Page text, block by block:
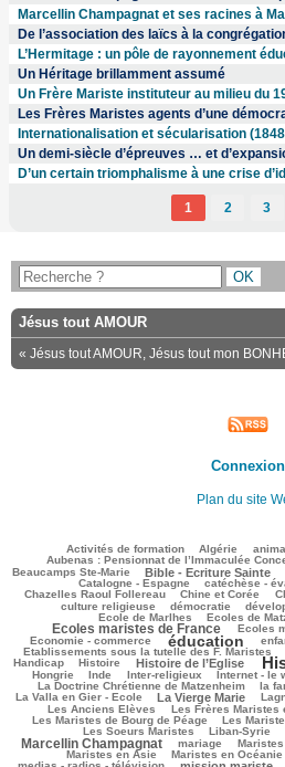
Marcellin Champagnat et ses racines à
De l’association des laïcs à la
L’Hermitage : un pôle de rayonnement
Un Héritage brillamment assumé
Un Frère Mariste instituteur au milieu du
Les Frères Maristes agents d’une
Internationalisation et sécularisation
Un demi-siècle d’épreuves … et
D’un certain triomphalisme à une crise
1 2 3
Jésus tout AMOUR
« Jésus tout AMOUR, Jésus tout mon
Connexion
Plan du site
Activités de formation Algérie
Aubenas : Pensionnat de l’Immaculée
51/2846
81/2846
Beaucamps Ste-Marie
743/2846 Bible - Ecriture Sainte
50/2846
513/2846
193/2846
564/2846
Catalogne - Espagne
catéchèse -
Chazelles Raoul Follereau
105/2846 Chine et Corée
226/2846
556/2846
43/2846
culture religieuse
démocratie
Ecole de Marlhes
Ecoles de
Ecoles maristes de France
271/2846 Ecoles
571/2846
117/2846
Economie - commerce
1582/2846 éducation
226/2846
842/2846
235/2846
55/2846
Etablissements sous la tutelle des F. Maristes
229/2846
486/2846
105/2846
Handicap
262/2846 Histoire
722/2846 Histoire de l’Eglise
1991/2846
143/2846
Hongrie
8/2846 Inde
118/2846 Inter-religieux
251/2846 Internet - le
1233/2846
62/2846
La Doctrine Chrétienne de Matzenheim
521/2846 la
151/2846
45/2846
91/2846
La Valla en Gier - Ecole
960/2846 La Vierge Marie
471/2846
262/2846
286/2846
79/2846
Les Anciens Elèves
129/2846 Les Frères Maristes
1788/2846
603/2846
Les Maristes de Bourg de Péage
271/2846 Les
491/2846
337/2846
Les Soeurs Maristes
Liban-Syrie
Marcellin Champagnat
85/2846 mariage
307/2846
278/2846
350/2846
Maristes en Asie
Maristes en Océanie